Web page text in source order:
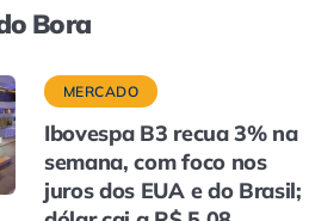
Bora
MERCADO
Ibovespa B3 recua 3% na
semana, com foco nos
juros dos EUA e do Brasil;